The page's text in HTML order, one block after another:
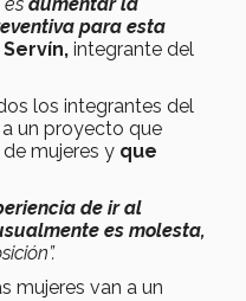
para esta
integrante del
los integrantes del
un proyecto que
mujeres y que
de ir al
es molesta,
mujeres van a un